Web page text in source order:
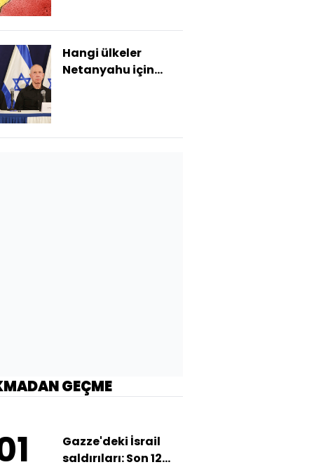
Hangi ülkeler
Netanyahu için
GEÇME
Gazze'deki İsrail
saldırıları: Son 12